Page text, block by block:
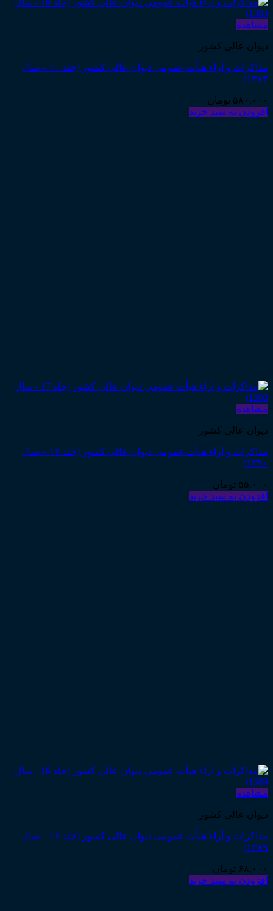
مشاهده
دیوان عالی کشور
مذاکرات و آراء هیأت عمومی دیوان عالی کشور (جلد ۱۰ – سال
۱۳۸۳)
۵۸۰,۰۰۰ تومان
افزودن به سبد خرید
مشاهده
دیوان عالی کشور
مذاکرات و آراء هیأت عمومی دیوان عالی کشور (جلد ۱۷ – سال
۱۳۹۰)
۵۵,۰۰۰ تومان
افزودن به سبد خرید
مشاهده
دیوان عالی کشور
مذاکرات و آراء هیأت عمومی دیوان عالی کشور (جلد ۱۶ – سال
۱۳۸۹)
۶۸,۰۰۰ تومان
افزودن به سبد خرید